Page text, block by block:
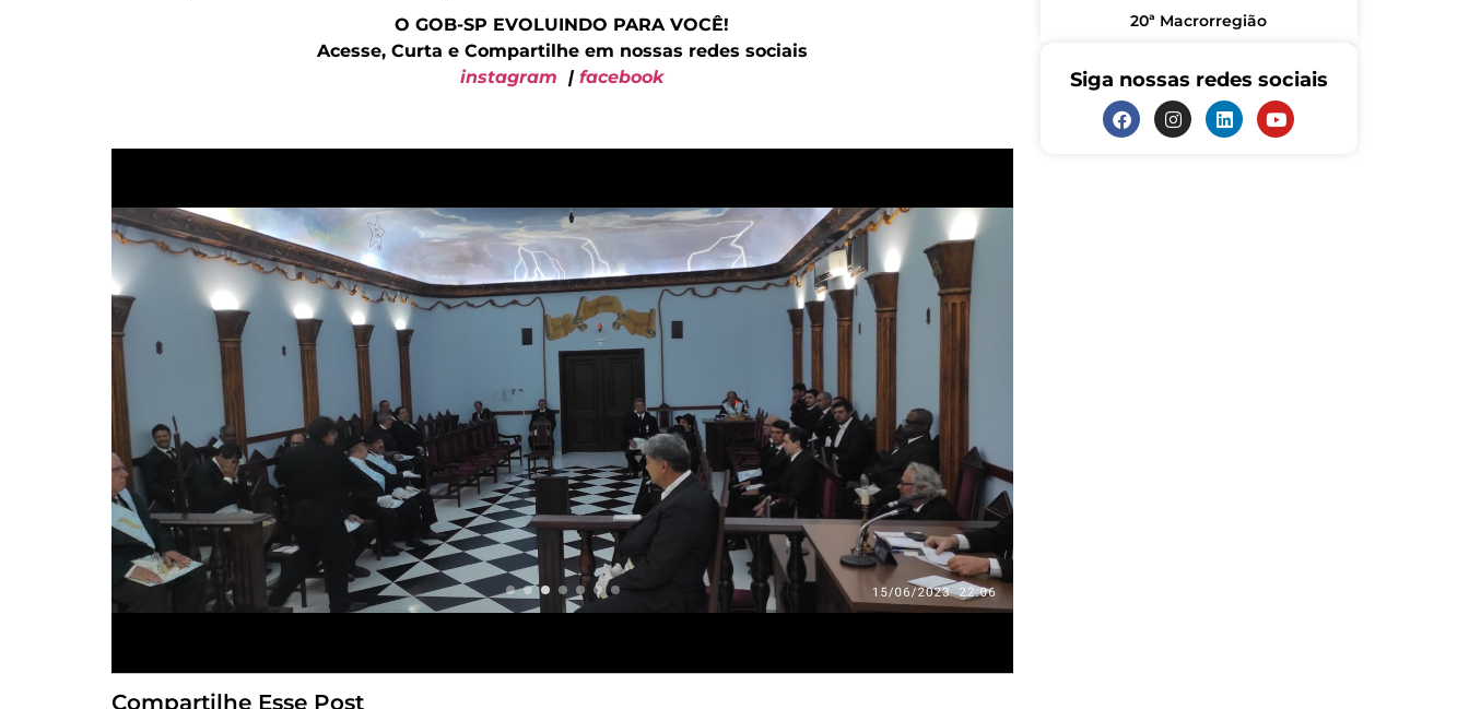
O GOB-SP EVOLUINDO PARA VOCÊ!
Acesse, Curta e Compartilhe em nossas redes sociais
instagram |facebook
Compartilhe Esse Post
20ª Macrorregião
Siga nossas redes sociais